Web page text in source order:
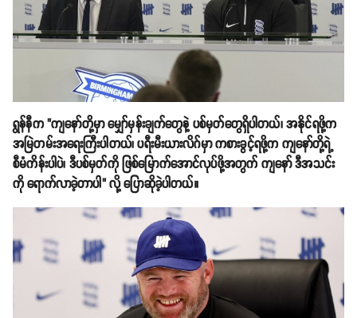
ရွန်နီက "ကျနော်တို့မှာ မျှော်မှန်းချက်တွေနဲ့ ပစ်မှတ်တွေရှိပါတယ်၊ အနိုင်ရဖို့က
အမြဲတမ်းအရေးကြီးပါတယ်၊ ပရီးမီးယားလိဂ်မှာ ကစားခွင့်ရဖို့က ကျနော်တို့ရဲ့
စီမံကိန်းပါပဲ၊ ဒီပစ်မှတ်ကို ဖြစ်မြောက်အောင်လုပ်ဖို့အတွက် ကျနော် ဒီအသင်း
ကို ရောက်လာခဲ့တာပါ" လို့ ပြောဆိုခဲ့ပါတယ်။